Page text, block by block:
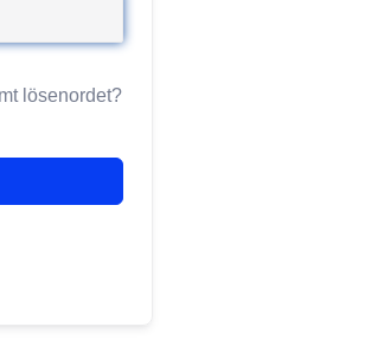
lösenordet?